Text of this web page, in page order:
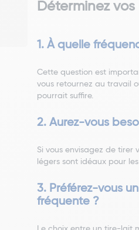
Déterminez
1. À quelle
Cette question est
vous retournez au travail
pourrait suffire.
2. Aurez-vous
Si vous envisagez de
légers sont idéaux pour
3. Préférez-vous
fréquente ?